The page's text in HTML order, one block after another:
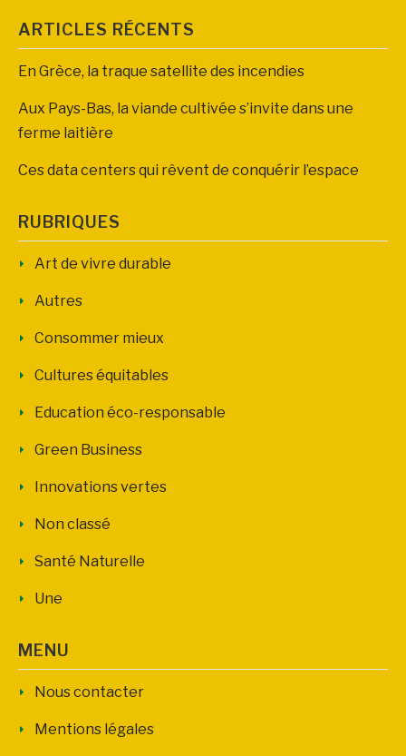
ARTICLES RÉCENTS
En Grèce, la traque satellite des incendies
Aux Pays-Bas, la viande cultivée s’invite dans une
ferme laitière
Ces data centers qui rêvent de conquérir l’espace
RUBRIQUES
Art de vivre durable
Autres
Consommer mieux
Cultures équitables
Education éco-responsable
Green Business
Innovations vertes
Non classé
Santé Naturelle
Une
MENU
Nous contacter
Mentions légales